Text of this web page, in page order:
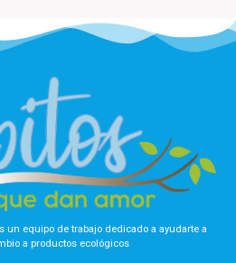
un equipo de trabajo dedicado a ayudarte a
a productos ecológicos